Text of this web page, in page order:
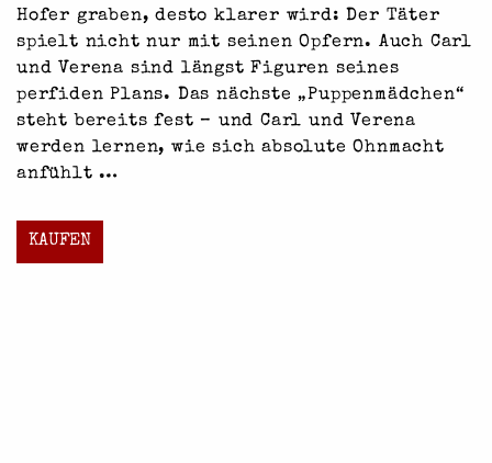
Hofer graben, desto klarer wird: Der Täter
spielt nicht nur mit seinen Opfern. Auch Carl
und Verena sind längst Figuren seines
perfiden Plans. Das nächste „Puppenmädchen“
steht bereits fest – und Carl und Verena
werden lernen, wie sich absolute Ohnmacht
anfühlt …
KAUFEN